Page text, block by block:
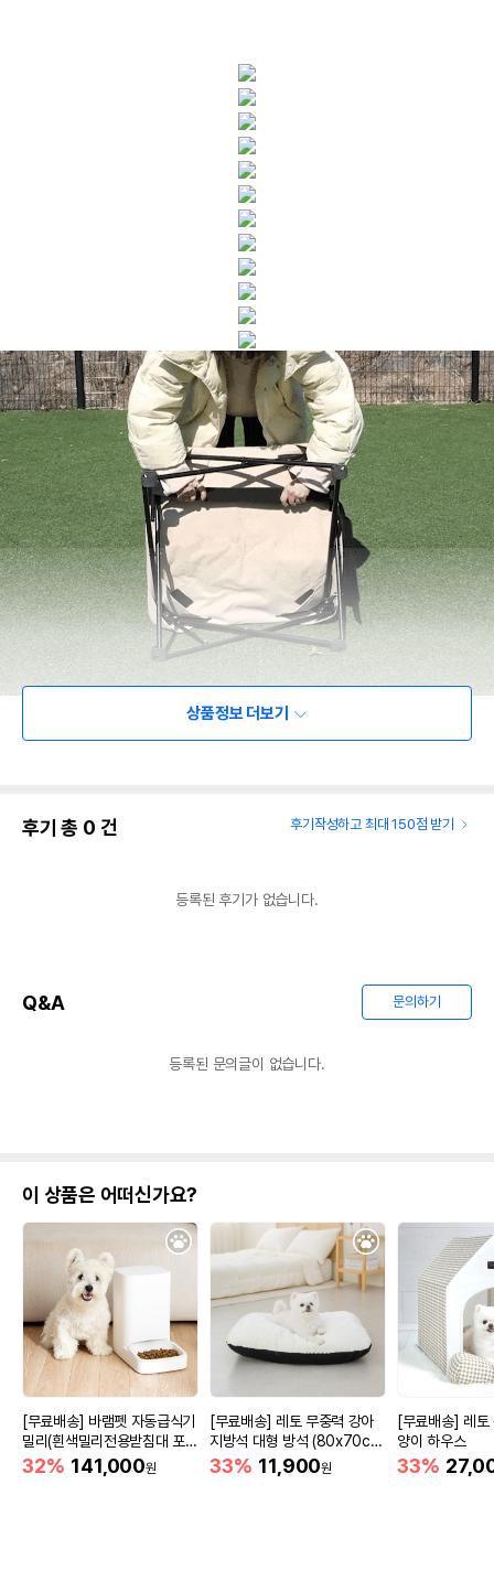
상품정보 더보기
후기 총 0 건 후기작성하고 최대 150점 받기
등록된 후기가 없습니다.
Q&A 문의하기
등록된 문의글이 없습니다.
이 상품은 어떠신가요?
[무료배송] 바램펫 자동급식기
밀리(흰색밀리전용받침대 포
함)
32% 141,000원
[무료배송] 레토 무중력 강아
지방석 대형 방석 (80x70c
m)
33% 11,900원
[무료배송] 레토
양이 하우스
33%